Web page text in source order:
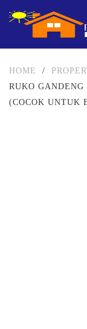
HOME /
RUKO
(COCOK UNTUK